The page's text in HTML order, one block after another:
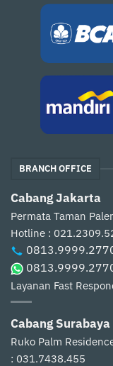
BRANCH OFFICE
Cabang Jakarta
Permata Taman
Hotline :
Layanan Fast
Cabang Surabaya
Ruko Palm
: 031.7438.455